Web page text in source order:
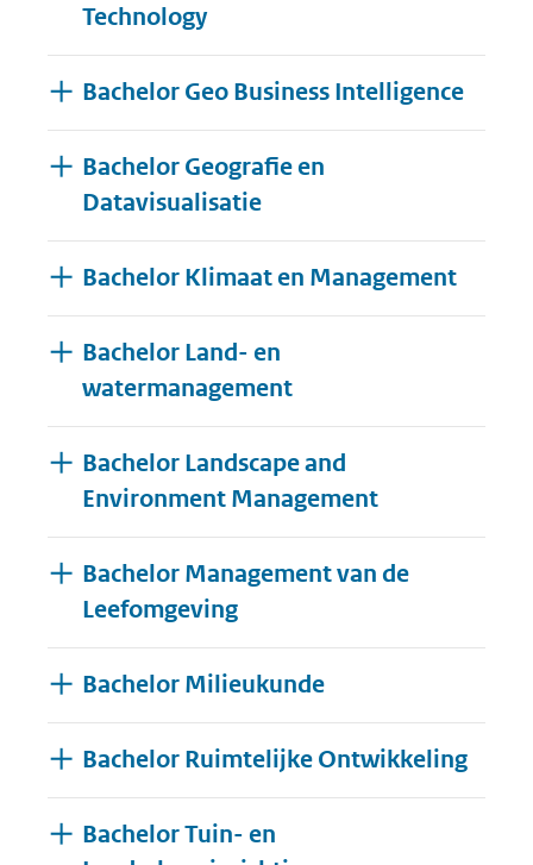
Technology
Bachelor Geo Business Intelligence
Bachelor Geografie en
Datavisualisatie
Bachelor Klimaat en Management
Bachelor Land- en
watermanagement
Bachelor Landscape and
Environment Management
Bachelor Management van de
Leefomgeving
Bachelor Milieukunde
Bachelor Ruimtelijke Ontwikkeling
Bachelor Tuin- en